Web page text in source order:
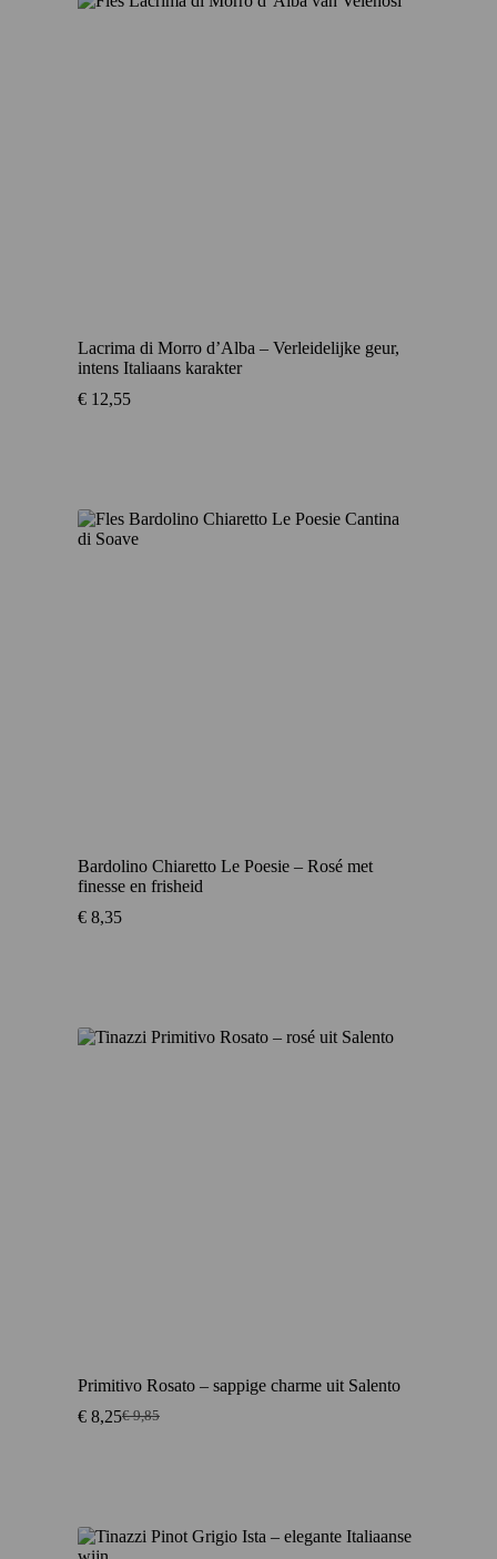
Lacrima di Morro d’Alba – Verleidelijke geur,
intens Italiaans karakter
€ 12,55
Bardolino Chiaretto Le Poesie – Rosé met
finesse en frisheid
€ 8,35
Primitivo Rosato – sappige charme uit Salento
€9,85
Oorspronkelijke
€ 8,25Huidige